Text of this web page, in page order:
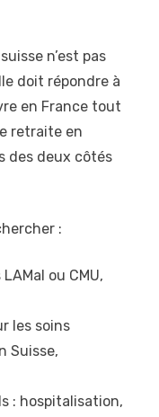
n’est pas
doit répondre à
en France tout
retraite en
des deux côtés
:
ou CMU,
les soins
Suisse,
: hospitalisation,